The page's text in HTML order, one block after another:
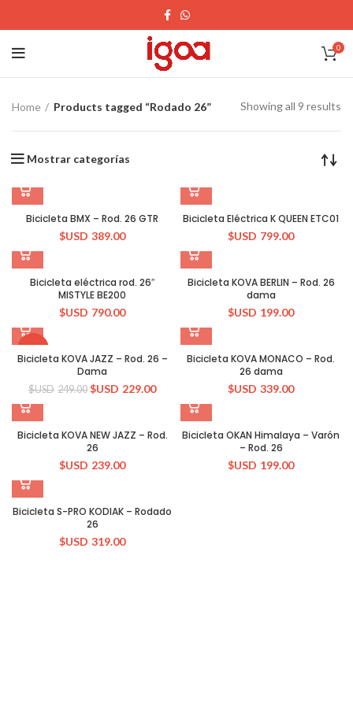
0
Home Products tagged “Rodado 26” Showing all 9 results
Mostrar categorías
Bicicleta BMX – Rod. 26 GTR
$USD 389.00
Bicicleta Eléctrica K QUEEN ETC01
$USD 799.00
Bicicleta eléctrica rod. 26″
MISTYLE BE200
$USD 790.00
Bicicleta KOVA BERLIN – Rod. 26
dama
$USD 199.00
Bicicleta KOVA JAZZ – Rod. 26 –
Dama
$USD 249.00 $USD 229.00
Bicicleta KOVA MONACO – Rod.
26 dama
$USD 339.00
Bicicleta KOVA NEW JAZZ – Rod.
26
$USD 239.00
Bicicleta OKAN Himalaya – Varón
– Rod. 26
$USD 199.00
Bicicleta S-PRO KODIAK – Rodado
26
$USD 319.00